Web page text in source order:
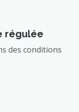
régulée
des conditions